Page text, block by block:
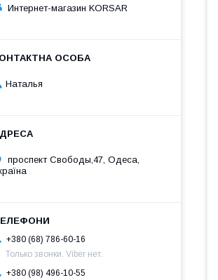
Интернет-магазин KORSAR
Наталья
проспект Свободы,47, Одеса,
+380 (68) 786-60-16
Только звонки. Viber нет.
+380 (98) 496-10-55